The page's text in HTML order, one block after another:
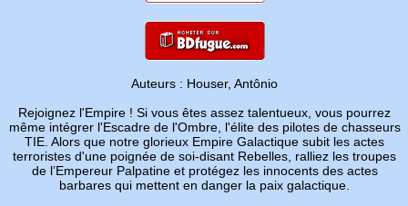
Auteurs : Houser, Antônio
Rejoignez l'Empire ! Si vous êtes assez talentueux, vous pourrez
même intégrer l'Escadre de l'Ombre, l'élite des pilotes de chasseurs
TIE. Alors que notre glorieux Empire Galactique subit les actes
terroristes d'une poignée de soi-disant Rebelles, ralliez les troupes
de l’Empereur Palpatine et protégez les innocents des actes
barbares qui mettent en danger la paix galactique.